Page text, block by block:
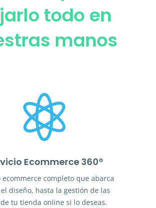
todo en
manos

Ecommerce 360º
ecommerce completo que abarca
diseño, hasta la gestión de las
de tu tienda online si lo deseas.